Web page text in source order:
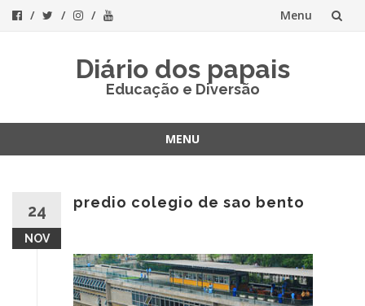
Menu
Diário dos papais
Educação e Diversão
MENU
24
NOV
predio colegio de sao bento